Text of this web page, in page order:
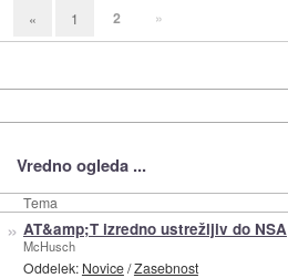
« 1 2 »
Vredno ogleda ...
Tema
» AT&amp;T izredno ustrežljiv do NSA
McHusch
Oddelek: Novice/Zasebnost